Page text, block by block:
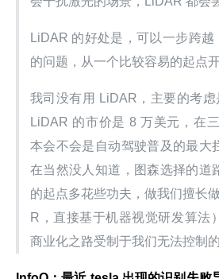
LiDAR 的好处是，可以一步跨
的问题，从一个比较容易的起点
我司没有用 LiDAR，主要的考
LiDAR 的市价是 8 万美元，在
本会不会是自动驾驶普及的最大
在当然没人知道，图森选择的道
的起点多花些功夫，做我们擅长
R，直接基于机器视觉研发算法
商业化之路受制于我们无法控制的